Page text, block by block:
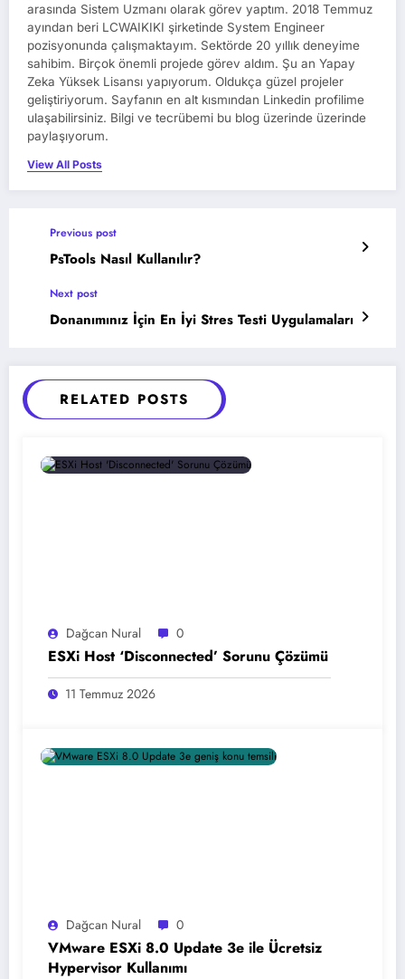
arasında Sistem Uzmanı olarak görev yaptım. 2018 Temmuz
ayından beri LCWAIKIKI şirketinde System Engineer
pozisyonunda çalışmaktayım. Sektörde 20 yıllık deneyime
sahibim. Birçok önemli projede görev aldım. Şu an Yapay
Zeka Yüksek Lisansı yapıyorum. Oldukça güzel projeler
geliştiriyorum. Sayfanın en alt kısmından Linkedin profilime
ulaşabilirsiniz. Bilgi ve tecrübemi bu blog üzerinde üzerinde
paylaşıyorum.
View All Posts
Previous post
PsTools Nasıl Kullanılır?
Next post
Donanımınız İçin En İyi Stres Testi Uygulamaları
RELATED POSTS
Dağcan Nural 0
ESXi Host ‘Disconnected’ Sorunu Çözümü
11 Temmuz 2026
Dağcan Nural 0
VMware ESXi 8.0 Update 3e ile Ücretsiz
Hypervisor Kullanımı